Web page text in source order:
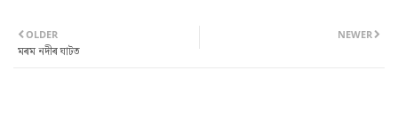
NEWER
OLDER
মৰম নদীৰ ঘাটত